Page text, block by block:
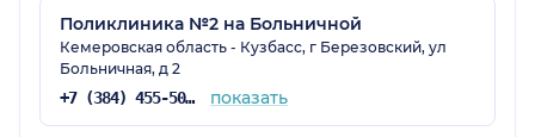
Поликлиника №2 на Больничной
Кемеровская область - Кузбасс, г Березовский, ул
Больничная, д 2
+7 (384) 455-50-03 показать